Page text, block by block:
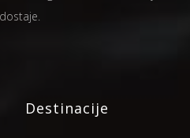
Destinacije